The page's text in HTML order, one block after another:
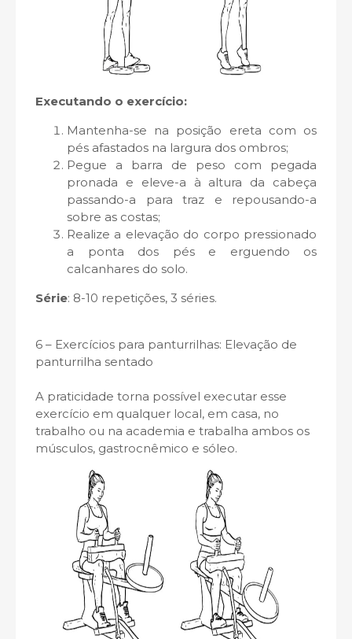
Executando o exercício:
Mantenha-se na posição ereta com os
pés afastados na largura dos ombros;
Pegue a barra de peso com pegada
pronada e eleve-a à altura da cabeça
passando-a para traz e repousando-a
sobre as costas;
Realize a elevação do corpo pressionado
a ponta dos pés e erguendo os
calcanhares do solo.
Série: 8-10 repetições, 3 séries.
6 – Exercícios para panturrilhas: Elevação de
panturrilha sentado
A praticidade torna possível executar esse
exercício em qualquer local, em casa, no
trabalho ou na academia e trabalha ambos os
músculos, gastrocnêmico e sóleo.